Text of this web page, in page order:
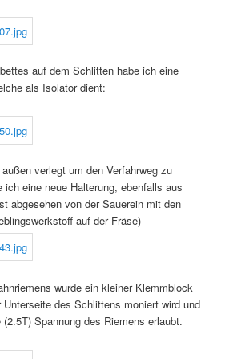
auf dem Schlitten habe ich eine
als Isolator dient:
verlegt um den Verfahrweg zu
ich eine neue Halterung, ebenfalls aus
abgesehen von der Sauerein mit den
auf der Fräse)
wurde ein kleiner Klemmblock
des Schlittens moniert wird und
Spannung des Riemens erlaubt.